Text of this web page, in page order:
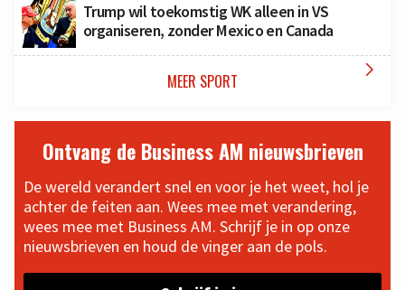
Trump wil toekomstig WK alleen in VS
organiseren, zonder Mexico en Canada
MEER SPORT 
Ontvang de Business AM nieuwsbrieven
De wereld verandert snel en voor je het weet, hol je
achter de feiten aan. Wees mee met verandering,
wees mee met Business AM. Schrijf je in op onze
nieuwsbrieven en houd de vinger aan de pols.